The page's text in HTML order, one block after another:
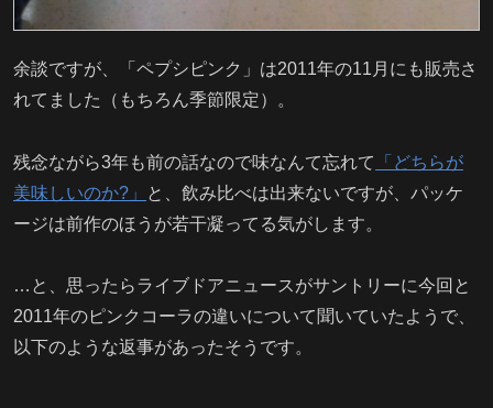
余談ですが、「ペプシピンク」は2011年の11月にも販売さ
れてました（もちろん季節限定）。
残念ながら3年も前の話なので味なんて忘れて
「どちらが
美味しいのか?」
と、飲み比べは出来ないですが、パッケ
ージは前作のほうが若干凝ってる気がします。
…と、思ったらライブドアニュースがサントリーに今回と
2011年のピンクコーラの違いについて聞いていたようで、
以下のような返事があったそうです。